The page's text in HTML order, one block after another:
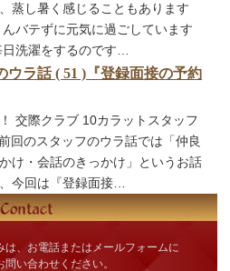
蒸し暑く感じることもあります
バテずに元気に過ごしています
洗濯をするのです…
ウラ話 ( 51 )『登録面接の予約
交際クラブ 10カラットスタッフ
回のスタッフのウラ話では「仲良
け・会話のきっかけ」というお話
今回は『登録面接…
は、お電話またはメールフォームに
い合わせください。